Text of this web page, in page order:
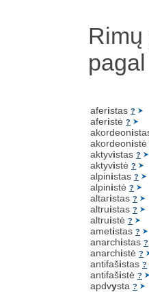
aferistas ?
aferistė ?
akordeoni
akordeonistė
aktyvistas ?
aktyvistė ?
alpinistas ?
alpinistė ?
altaristas ?
altruistas ?
altruistė ?
ametistas ?
anarchistas ?
anarchistė ?
antifašistas ?
antifašistė ?
apdvysta ?